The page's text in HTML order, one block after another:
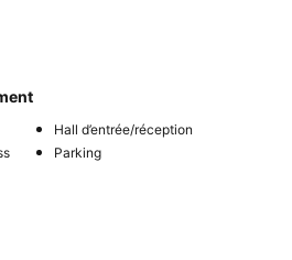
Hall d’entrée/réception
Parking